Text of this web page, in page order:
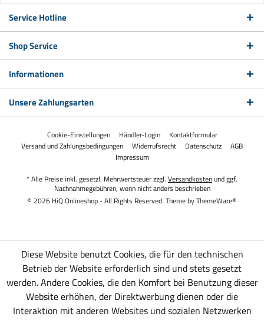
Service Hotline
Shop Service
Informationen
Unsere Zahlungsarten
Cookie-Einstellungen Händler-Login
Kontaktformular
Versand und Zahlungsbedingungen
Widerrufsrecht Datenschutz
AGB
Impressum
* Alle Preise inkl. gesetzl. Mehrwertsteuer zzgl. Versandkostenund ggf.
Nachnahmegebühren, wenn nicht anders beschrieben
© 2026 HiQ Onlineshop - All Rights Reserved. Theme byThemeWare®
Diese Website benutzt Cookies, die für den technischen
Betrieb der Website erforderlich sind und stets gesetzt
werden. Andere Cookies, die den Komfort bei Benutzung dieser
Website erhöhen, der Direktwerbung dienen oder die
Interaktion mit anderen Websites und sozialen Netzwerken